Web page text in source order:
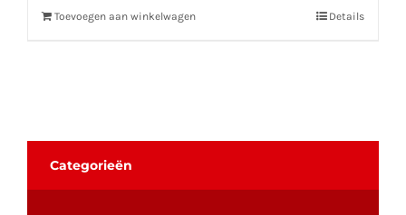
Toevoegen aan winkelwagen Details
Categorieën